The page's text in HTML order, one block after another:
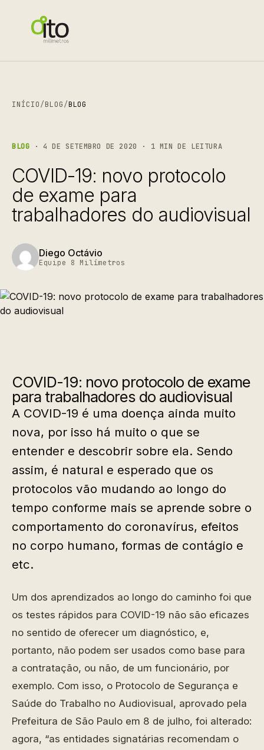
INÍCIO/BLOG/BLOG
BLOG · 4 DE SETEMBRO DE 2020 · 1 MIN DE LEITURA
COVID-19: novo protocolo
de exame para
trabalhadores do audiovisual
Diego Octávio
Equipe 8 Milímetros
COVID-19: novo protocolo de exame
para trabalhadores do audiovisual
A COVID-19 é uma doença ainda muito
nova, por isso há muito o que se
entender e descobrir sobre ela. Sendo
assim, é natural e esperado que os
protocolos vão mudando ao longo do
tempo conforme mais se aprende sobre o
comportamento do coronavírus, efeitos
no corpo humano, formas de contágio e
etc.
Um dos aprendizados ao longo do caminho foi que
os testes rápidos para COVID-19 não são eficazes
no sentido de oferecer um diagnóstico, e,
portanto, não podem ser usados como base para
a contratação, ou não, de um funcionário, por
exemplo. Com isso, o Protocolo de Segurança e
Saúde do Trabalho no Audiovisual, aprovado pela
Prefeitura de São Paulo em 8 de julho, foi alterado:
agora, “as entidades signatárias recomendam o